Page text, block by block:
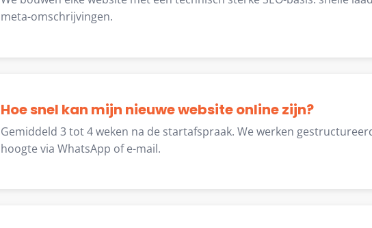
meta-omschrijvingen.
Hoe snel kan mijn nieuwe website online zijn?
Gemiddeld 3 tot 4 weken na de startafspraak. We werken
hoogte via WhatsApp of e-mail.